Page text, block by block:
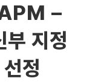
–
부 지정
정